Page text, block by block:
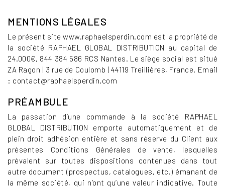
MENTIONS LÉGALES
Le présent site www.raphaelsperdin.com est la propriété de
la société RAPHAEL GLOBAL DISTRIBUTION au capital de
24.000€, 844 384 586 RCS Nantes. Le siège social est situé
ZA Ragon | 3 rue de Coulomb | 44119 Treillières, France. Email
: contact@raphaelsperdin.com
PRÉAMBULE
La passation d’une commande à la société RAPHAEL
GLOBAL DISTRIBUTION emporte automatiquement et de
plein droit adhésion entière et sans réserve du Client aux
présentes Conditions Générales de vente, lesquelles
prévalent sur toutes dispositions contenues dans tout
autre document (prospectus, catalogues, etc.) émanant de
la même société, qui n’ont qu’une valeur indicative. Toute